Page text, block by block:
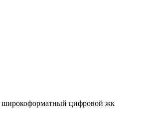
широкоформатный цифровой жк